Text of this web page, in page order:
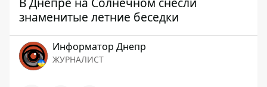
знаменитые летние беседки
Информатор Днепр
ЖУРНАЛИСТ